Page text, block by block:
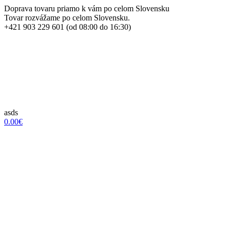
Doprava tovaru priamo k vám po celom Slovensku
Tovar rozvážame po celom Slovensku.
+421 903 229 601 (od 08:00 do 16:30)
asds
0.00€